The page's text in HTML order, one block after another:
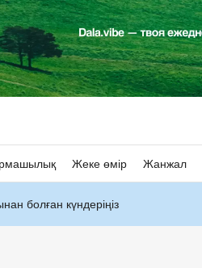
Жеке өмір Жанжал
болған күндеріңіз